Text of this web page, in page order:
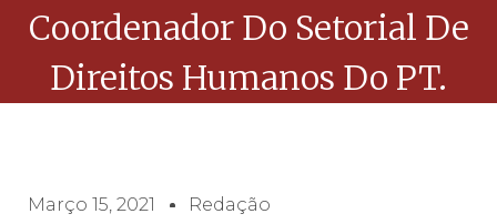
Coordenador Do Setorial De
Direitos Humanos Do PT.
Março 15, 2021 Redação